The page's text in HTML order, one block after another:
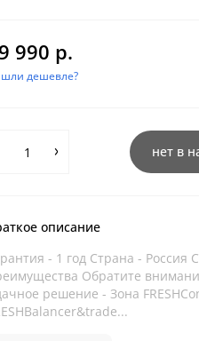
990 р.
дешевле?
нет в
описание
- 1 год Страна -
Обратите
решение - Зона